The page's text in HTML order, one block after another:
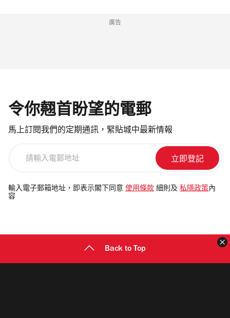
廣告
令你翹首盼望的電郵
馬上訂閱我們的定期通訊，緊貼城中最新情報
電
郵
輸入電子郵箱地址，即表示閣下同意 使用條款 細則及 私隱政策 內
容
Back to Top